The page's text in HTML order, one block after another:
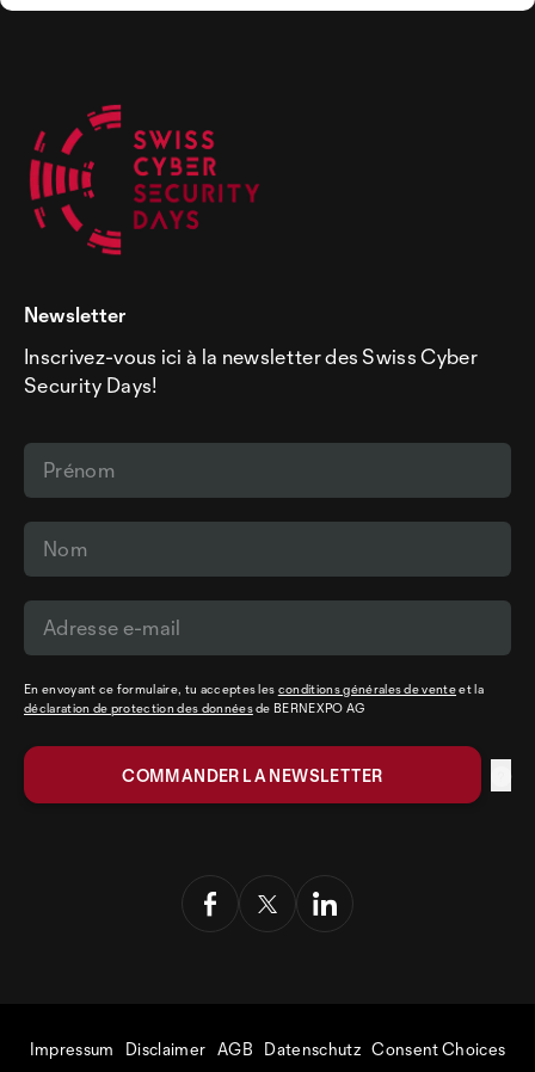
Newsletter
Inscrivez-vous ici à la newsletter des Swiss Cyber
Security Days!
En envoyant ce formulaire, tu acceptes les conditions générales de venteet la
déclaration de protection des donnéesde BERNEXPO AG
Impressum Disclaimer AGB Datenschutz Consent Choices